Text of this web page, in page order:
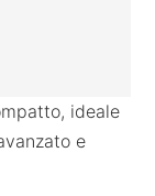
ideale
e